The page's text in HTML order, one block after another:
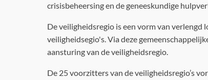
crisisbeheersing en de geneeskundige
De veiligheidsregio is een vorm van
veiligheidsegio's. Via deze
aansturing van de veiligheidsregio.
De 25 voorzitters van de veiligheidsregio’s